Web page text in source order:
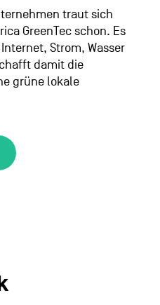
traut sich
GreenTec schon. Es
Strom, Wasser
damit die
grüne lokale